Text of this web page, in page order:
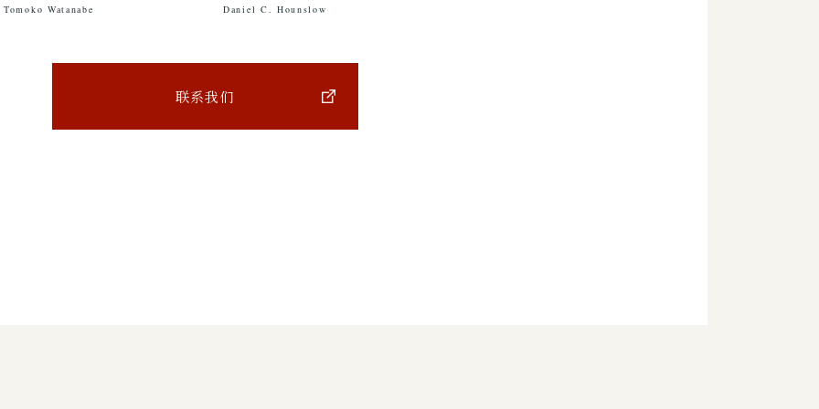
Tomoko Watanabe Daniel C. Hounslow
联系我们